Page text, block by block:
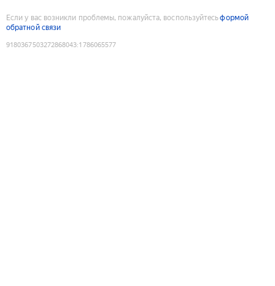
Если у вас возникли проблемы, пожалуйста, воспользуйтесьформой
обратной связи
9180367503272868043:1786065577